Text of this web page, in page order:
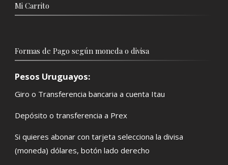
Mi Carrito
Formas de Pago según moneda o divisa
Pesos Uruguayos:
Giro o Transferencia bancaria a cuenta Itau
Depósito o transferencia a Prex
Si quieres abonar con tarjeta selecciona la divisa
(moneda) dólares, botón lado derecho